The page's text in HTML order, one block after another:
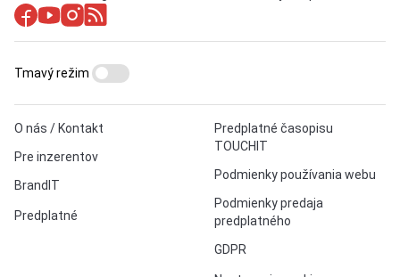
O nás / Kontakt
Pre inzerentov
BrandIT
Predplatné
Predplatné časopisu
TOUCHIT
Podmienky používania webu
Podmienky predaja
predplatného
GDPR
Tmavý režim